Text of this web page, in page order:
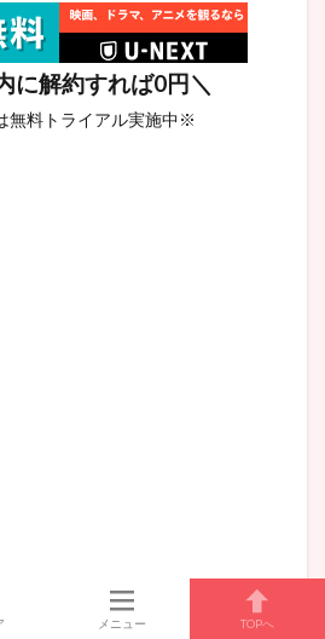
に解約すれば0円＼
無料トライアル実施中※
メニュー TOPへ